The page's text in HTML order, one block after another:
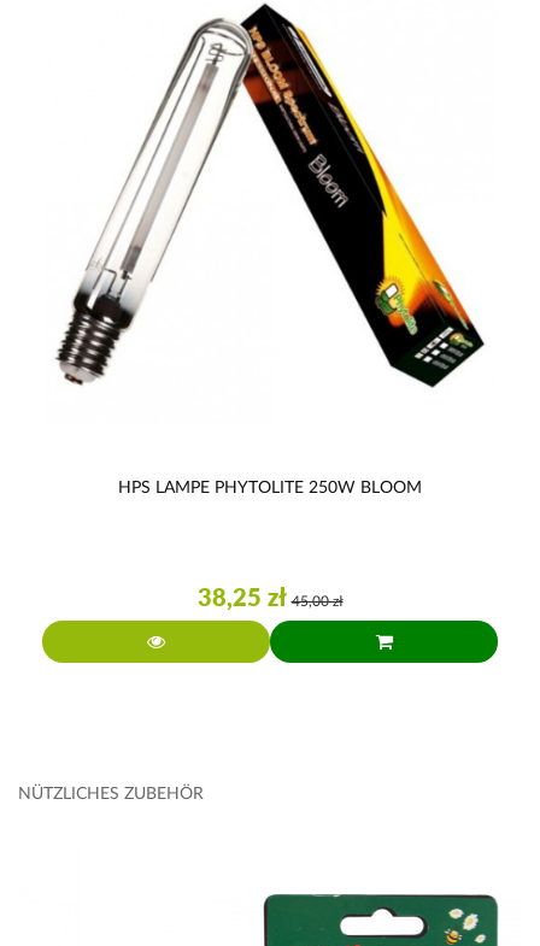
HPS LAMPE PHYTOLITE 250W BLOOM
38,25 zł 45,00 zł
NÜTZLICHES ZUBEHÖR